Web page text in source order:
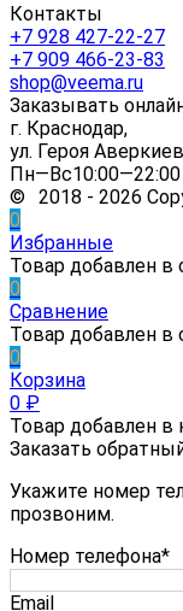
Контакты
+7 928 427-22-27
+7 909 466-23-83
shop@veema.ru
Заказывать
г. Краснодар,
ул. Героя
Пн—Вс10:00—22:00
© 2018 - 2026
0
Избранные
Товар добавлен в
0
Сравнение
Товар добавлен в
0
Корзина
0 ₽
Товар добавлен в
Заказать
Укажите номер
прозвоним.
Номер телефона*
Email